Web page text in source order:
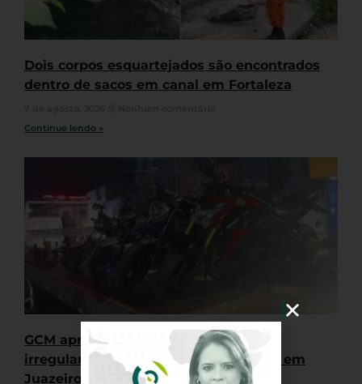
Dois corpos esquartejados são encontrados
dentro de sacos em canal em Fortaleza
Continue lendo »
GCM apreende quatro motocicletas
irregulares durante “rolê” de veículos em
Juazeiro do Norte